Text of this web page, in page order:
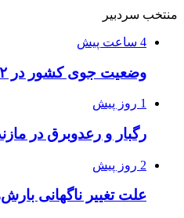
منتخب سردبیر
4 ساعت پیش
وضعیت جوی کشور در ۷۲ ساعت آینده؛ موج بارش‌های تابستانه در راه ۱۱ استان
1 روز پیش
رگبار و رعدوبرق در
2 روز پیش
علت تغییر ناگهانی